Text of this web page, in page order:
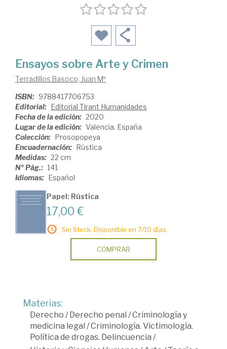
Ensayos sobre Arte y Crimen
Terradillos Basoco, Juan Mª
ISBN: 9788417706753
Editorial: Editorial Tirant Humanidades
Fecha de la edición: 2020
Lugar de la edición: Valencia. España
Colección: Prosopopeya
Encuadernación: Rústica
Medidas: 22 cm
Nº Pág.: 141
Idiomas: Español
Papel: Rústica
17,00 €
Sin Stock. Disponible en 7/10 días.
COMPRAR
Materias:
Derecho / Derecho penal /Criminología y
medicina legal /Criminología. Victimología.
Política de drogas. Delincuencia /